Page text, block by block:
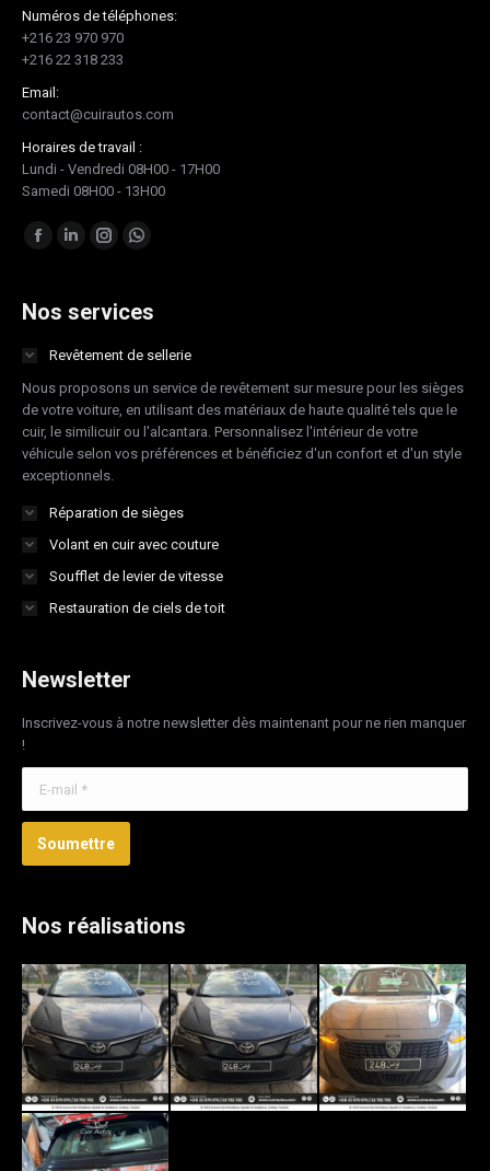
Numéros de téléphones:
+216 23 970 970
+216 22 318 233
Email:
contact@cuirautos.com
Horaires de travail :
Lundi - Vendredi 08H00 - 17H00
Samedi 08H00 - 13H00
Trouvez nous sur :
Facebook
opens
new
window
LinkedIn
opens
new
window
Instagram
opens
new
window
Whatsapp
opens
new
window
Nos services
Revêtement de sellerie
Nous proposons un service de revêtement sur mesure pour les sièges
de votre voiture, en utilisant des matériaux de haute qualité tels que le
cuir, le similicuir ou l'alcantara. Personnalisez l'intérieur de votre
véhicule selon vos préférences et bénéficiez d'un confort et d'un style
exceptionnels.
Réparation de sièges
Volant en cuir avec couture
Soufflet de levier de vitesse
Restauration de ciels de toit
Newsletter
Inscrivez-vous à notre newsletter dès maintenant pour ne rien manquer
!
Soumettre
Nos réalisations